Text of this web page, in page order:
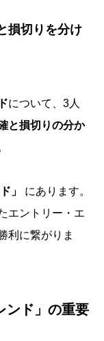
損切りを分け
について、3人
と損切りの分か
」
にあります。
エントリー・エ
利に繋がりま
ンド」の重要